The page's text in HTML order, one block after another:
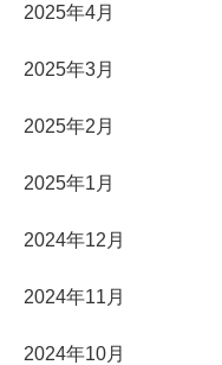
2025年4月
2025年3月
2025年2月
2025年1月
2024年12月
2024年11月
2024年10月